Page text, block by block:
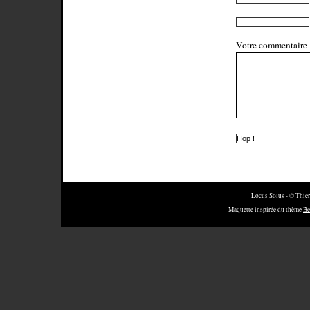
Votre commentaire
Locus Solus- ©
Maquette inspirée du thème